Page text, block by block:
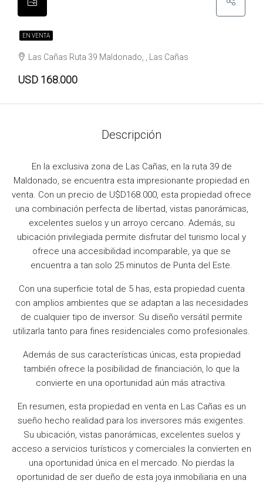
EN VENTA
Las Cañas Ruta 39 Maldonado, , Las Cañas
USD 168.000
Descripción
En la exclusiva zona de Las Cañas, en la ruta 39 de
Maldonado, se encuentra esta impresionante propiedad en
venta. Con un precio de U$D168.000, esta propiedad ofrece
una combinación perfecta de libertad, vistas panorámicas,
excelentes suelos y un arroyo cercano. Además, su
ubicación privilegiada permite disfrutar del turismo local y
ofrece una accesibilidad incomparable, ya que se
encuentra a tan solo 25 minutos de Punta del Este.
Con una superficie total de 5 has, esta propiedad cuenta
con amplios ambientes que se adaptan a las necesidades
de cualquier tipo de inversor. Su diseño versátil permite
utilizarla tanto para fines residenciales como profesionales.
Además de sus características únicas, esta propiedad
también ofrece la posibilidad de financiación, lo que la
convierte en una oportunidad aún más atractiva.
En resumen, esta propiedad en venta en Las Cañas es un
sueño hecho realidad para los inversores más exigentes.
Su ubicación, vistas panorámicas, excelentes suelos y
acceso a servicios turísticos y comerciales la convierten en
una oportunidad única en el mercado. No pierdas la
oportunidad de ser dueño de esta joya inmobiliaria en una